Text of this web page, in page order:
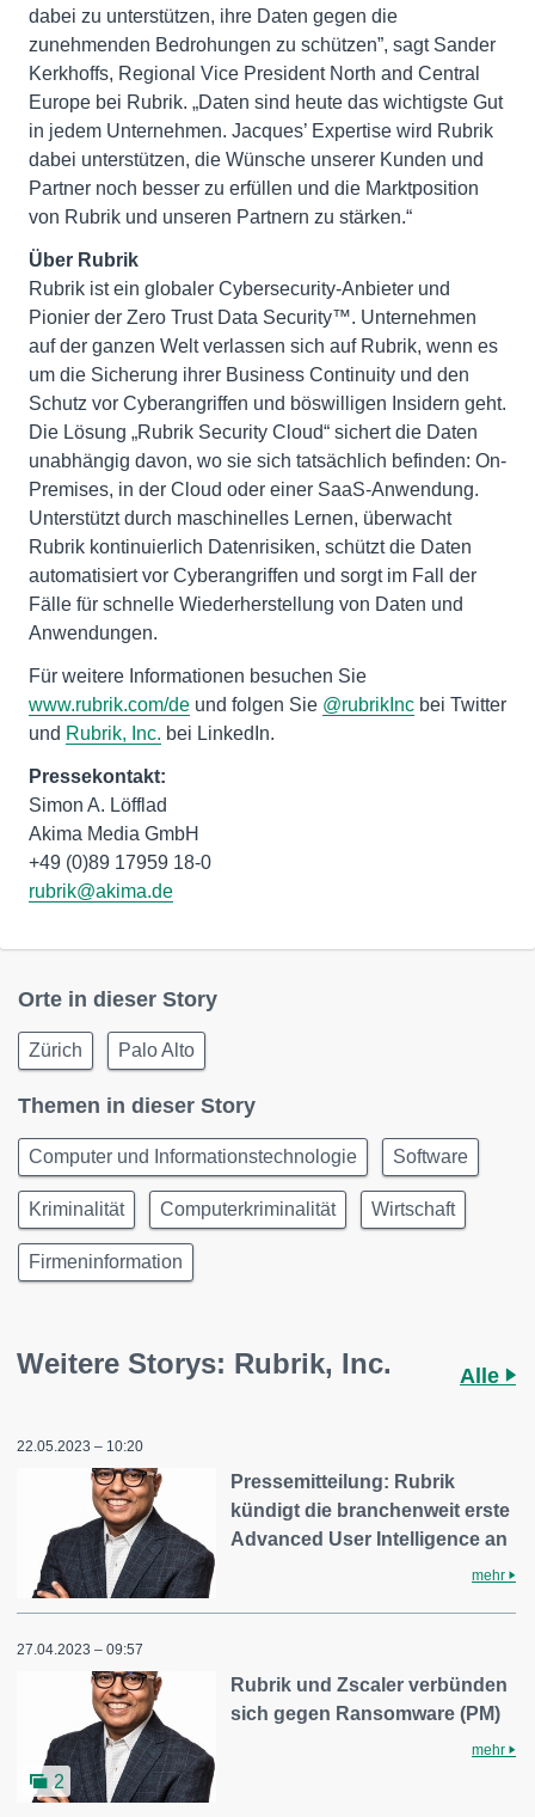
dabei zu unterstützen, ihre Daten gegen die
zunehmenden Bedrohungen zu schützen”, sagt Sander
Kerkhoffs, Regional Vice President North and Central
Europe bei Rubrik. „Daten sind heute das wichtigste Gut
in jedem Unternehmen. Jacques’ Expertise wird Rubrik
dabei unterstützen, die Wünsche unserer Kunden und
Partner noch besser zu erfüllen und die Marktposition
von Rubrik und unseren Partnern zu stärken.“
Über Rubrik
Rubrik ist ein globaler Cybersecurity-Anbieter und
Pionier der Zero Trust Data Security™. Unternehmen
auf der ganzen Welt verlassen sich auf Rubrik, wenn es
um die Sicherung ihrer Business Continuity und den
Schutz vor Cyberangriffen und böswilligen Insidern geht.
Die Lösung „Rubrik Security Cloud“ sichert die Daten
unabhängig davon, wo sie sich tatsächlich befinden: On-
Premises, in der Cloud oder einer SaaS-Anwendung.
Unterstützt durch maschinelles Lernen, überwacht
Rubrik kontinuierlich Datenrisiken, schützt die Daten
automatisiert vor Cyberangriffen und sorgt im Fall der
Fälle für schnelle Wiederherstellung von Daten und
Anwendungen.
Für weitere Informationen besuchen Sie
www.rubrik.com/de und folgen Sie @rubrikInc bei Twitter
und Rubrik, Inc. bei LinkedIn.
Pressekontakt:
Simon A. Löfflad
Akima Media GmbH
rubrik@akima.de
Orte in dieser Story
Zürich Palo Alto
Themen in dieser Story
Computer und Informationstechnologie Software
Kriminalität Computerkriminalität Wirtschaft
Firmeninformation
Weitere Storys: Rubrik, Inc. Alle
22.05.2023 – 10:20
Pressemitteilung: Rubrik
kündigt die branchenweit erste
Advanced User Intelligence an
mehr
27.04.2023 – 09:57
2
Rubrik und Zscaler verbünden
sich gegen Ransomware (PM)
mehr